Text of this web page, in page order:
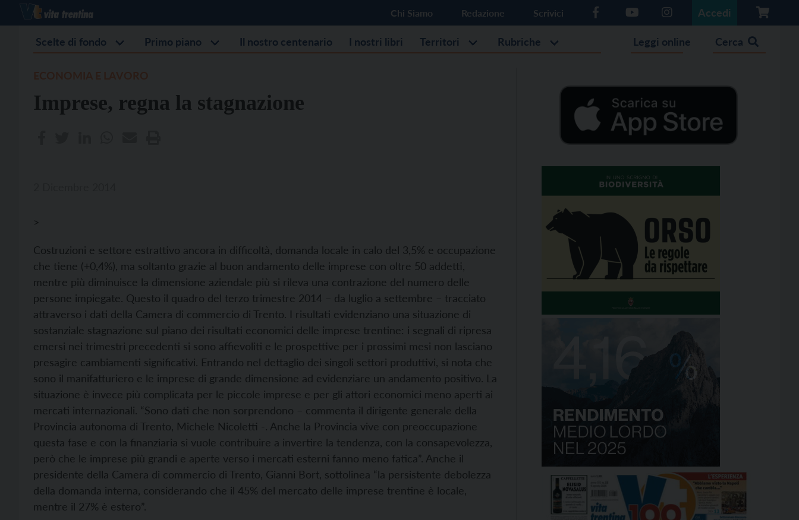
Chi Siamo Redazione Scrivici Accedi
Scelte di fondo Primo piano Il nostro centenario I nostri libri Territori Rubriche Leggi online Cerca
Imprese, regna la stagnazione
>
Costruzioni e settore estrattivo ancora in difficoltà, domanda locale in calo del 3,5% e occupazione
che tiene (+0,4%), ma soltanto grazie al buon andamento delle imprese con oltre 50 addetti,
mentre più diminuisce la dimensione aziendale più si rileva una contrazione del numero delle
persone impiegate. Questo il quadro del terzo trimestre 2014 – da luglio a settembre – tracciato
attraverso i dati della Camera di commercio di Trento. I risultati evidenziano una situazione di
sostanziale stagnazione sul piano dei risultati economici delle imprese trentine: i segnali di ripresa
emersi nei trimestri precedenti si sono affievoliti e le prospettive per i prossimi mesi non lasciano
presagire cambiamenti significativi. Entrando nel dettaglio dei singoli settori produttivi, si nota che
sono il manifatturiero e le imprese di grande dimensione ad evidenziare un andamento positivo. La
situazione è invece più complicata per le piccole imprese e per gli attori economici meno aperti ai
mercati internazionali. “Sono dati che non sorprendono – commenta il dirigente generale della
Provincia autonoma di Trento, Michele Nicoletti -. Anche la Provincia vive con preoccupazione
questa fase e con la finanziaria si vuole contribuire a invertire la tendenza, con la consapevolezza,
però che le imprese più grandi e aperte verso i mercati esterni fanno meno fatica”. Anche il
presidente della Camera di commercio di Trento, Gianni Bort, sottolinea “la persistente debolezza
della domanda interna, considerando che il 45% del mercato delle imprese trentine è locale,
mentre il 27% è estero”.